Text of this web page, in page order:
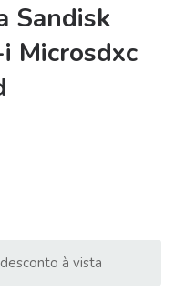
Sandisk
Microsdxc
à vista